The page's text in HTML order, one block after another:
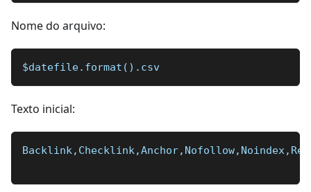
Nome do arquivo:
$datefile.format().csv
Texto inicial: